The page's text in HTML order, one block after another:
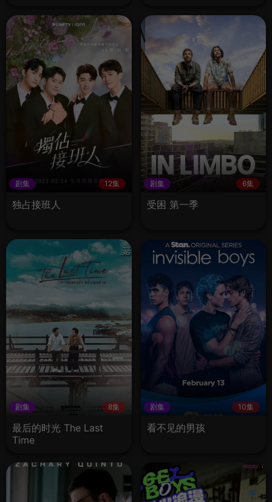
剧集 12集
独占接班人
剧集 6集
受困 第一季
剧集 8集
最后的时光 The Last
Time
剧集 10集
看不见的男孩